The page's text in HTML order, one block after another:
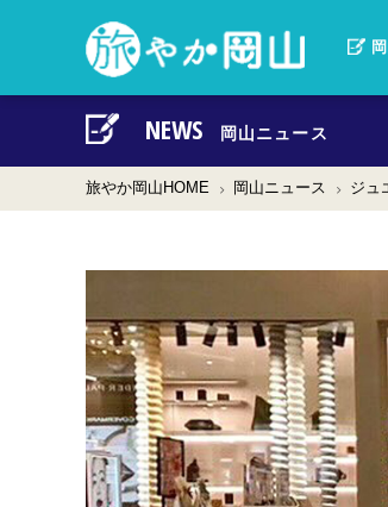
岡
NEWS 岡山ニュース
旅やか岡山HOME 岡山ニュース ジュ